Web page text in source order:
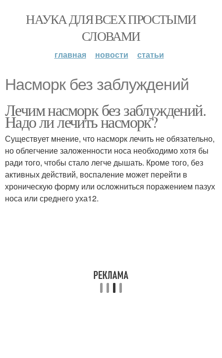
НАУКА ДЛЯ ВСЕХ ПРОСТЫМИ
СЛОВАМИ
главная новости статьи
Насморк без заблуждений
Лечим насморк без заблуждений.
Надо ли лечить насморк?
Существует мнение, что насморк лечить не обязательно,
но облегчение заложенности носа необходимо хотя бы
ради того, чтобы стало легче дышать. Кроме того, без
активных действий, воспаление может перейти в
хроническую форму или осложниться поражением пазух
носа или среднего уха12.